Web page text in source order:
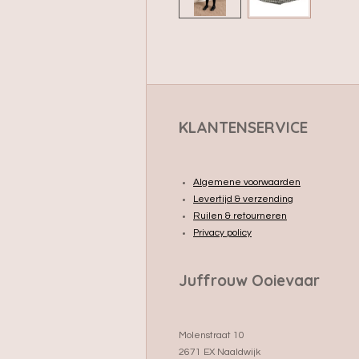
KLANTENSERVICE
Algemene voorwaarden
Levertijd & verzending
Ruilen & retourneren
Privacy policy
Juffrouw Ooievaar
Molenstraat 10
2671 EX Naaldwijk